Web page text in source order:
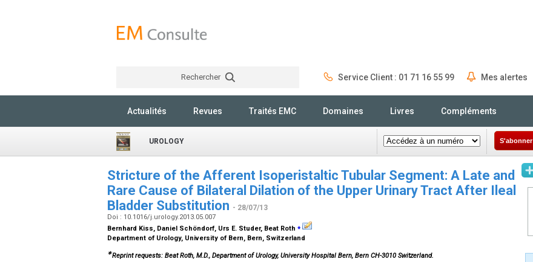
Rechercher Service Client : 01 71 16 55 99 Mes alertes
Actualités Revues Traités EMC Domaines Livres Compléments
UROLOGY S'abonner
Stricture of the Afferent Isoperistaltic Tubular Segment: A Late and
Rare Cause of Bilateral Dilation of the Upper Urinary Tract After Ileal
Bladder Substitution - 28/07/13
Doi : 10.1016/j.urology.2013.05.007
Bernhard Kiss, Daniel Schöndorf, Urs E. Studer, Beat Roth ⁎
Department of Urology, University of Bern, Bern, Switzerland
∗Reprint requests: Beat Roth, M.D., Department of Urology, University Hospital Bern, Bern CH-3010 Switzerland.